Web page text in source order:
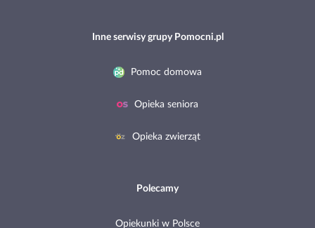
Inne serwisy grupy Pomocni.pl
Pomoc domowa
Opieka seniora
Opieka zwierząt
Polecamy
Opiekunki w Polsce